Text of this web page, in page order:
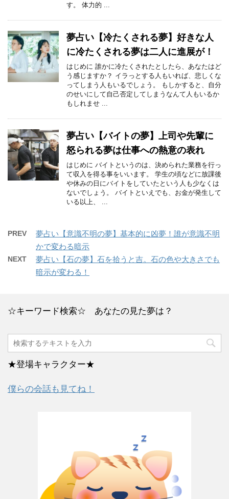
す。 体力的 ...
夢占い【冷たくされる夢】好きな人
に冷たくされる夢は二人に進展が！
はじめに 誰かに冷たくされたとしたら、あなたはど
う感じますか？ イラっとする人もいれば、悲しくな
ってしまう人もいるでしょう。 もしかすると、自分
のせいにして自己否定してしまうなんて人もいるか
もしれませ ...
夢占い【バイトの夢】上司や先輩に
怒られる夢は仕事への熱意の表れ
はじめに バイトというのは、決められた業務を行っ
て収入を得る事をいいます。 学生の頃などに放課後
や休みの日にバイトをしていたという人も少なくは
ないでしょう。 バイトといえでも、お金が発生して
いる以上、 ...
PREV
夢占い【意識不明の夢】基本的に凶夢！誰が意識不明
かで変わる暗示
NEXT
夢占い【石の夢】石を拾うと吉。石の色や大きさでも
暗示が変わる！
☆キーワード検索☆ あなたの見た夢は？
★登場キャラクター★
僕らの会話も見てね！